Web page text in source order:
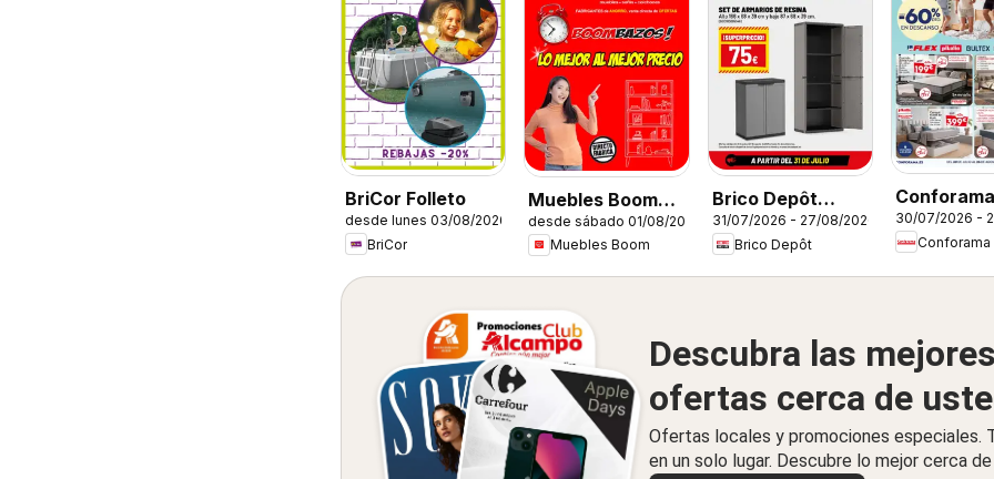
BriCor Folleto
desde lunes 03/08/2026
BriCor
Muebles Boom
Folleto
desde sábado 01/08/2026
Muebles Boom
Brico Depôt
Folleto
31/07/2026 - 27/08/2026
Brico Depôt
Conforama
Folleto
30/07/2026 -
Conforama
Descubra las mejores
ofertas cerca de
Ofertas locales y promociones especiales.
en un solo lugar. Descubre lo mejor cerca